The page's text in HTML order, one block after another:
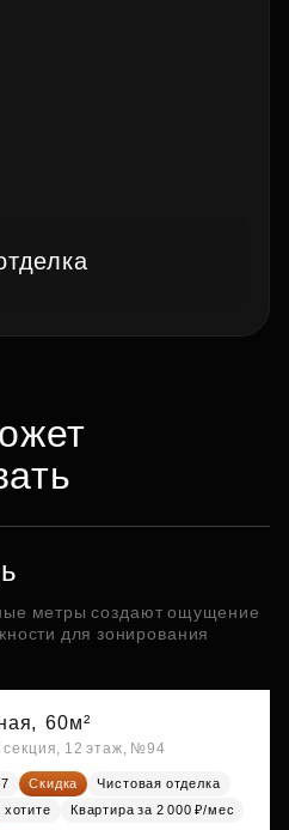
метры создают ощущение
для зонирования
60м²
секция, 12 этаж, №94
Скидка
Чистовая отделка
хотите
Квартира за 2 000 ₽/мес